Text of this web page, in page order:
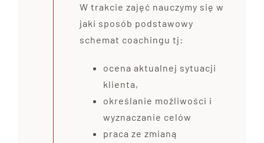
W trakcie zajęć nauczymy się w
jaki sposób podstawowy
schemat coachingu tj:
ocena aktualnej sytuacji
klienta,
określanie możliwości i
wyznaczanie celów
praca ze zmianą